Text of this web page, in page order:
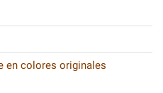
en colores originales